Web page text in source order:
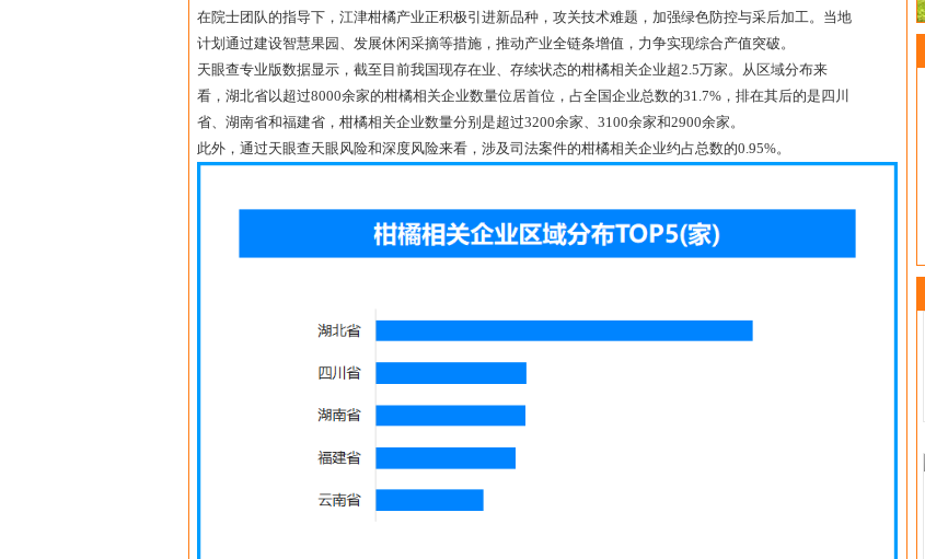
在院士团队的指导下，江津柑橘产业正积极引进新品种，攻关技术难题，加强绿色防控与采后加工。当地
计划通过建设智慧果园、发展休闲采摘等措施，推动产业全链条增值，力争实现综合产值突破。
天眼查专业版数据显示，截至目前我国现存在业、存续状态的柑橘相关企业超2.5万家。从区域分布来
看，湖北省以超过8000余家的柑橘相关企业数量位居首位，占全国企业总数的31.7%，排在其后的是四川
省、湖南省和福建省，柑橘相关企业数量分别是超过3200余家、3100余家和2900余家。
此外，通过天眼查天眼风险和深度风险来看，涉及司法案件的柑橘相关企业约占总数的0.95%。